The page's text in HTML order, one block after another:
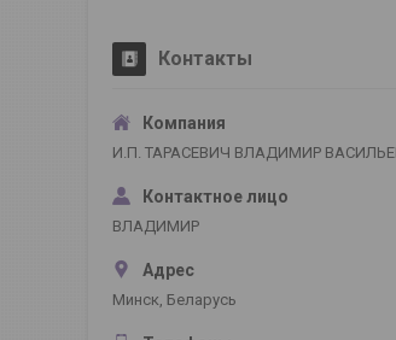
Контакты
И.П. ТАРАСЕВИЧ ВЛАДИМИР
ВЛАДИМИР
Минск, Беларусь